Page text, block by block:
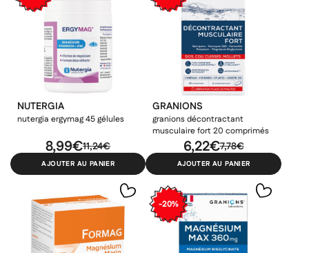
NUTERGIA
nutergia ergymag 45 gélules
11,24€
8,99€
AJOUTER AU PANIER
GRANIONS
granions décontractant
musculaire fort 20 comprimés
7,78€
6,22€
AJOUTER AU PANIER
-20%